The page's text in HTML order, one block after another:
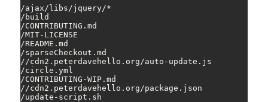
/ajax/libs/jquery/*
/build
/CONTRIBUTING.md
/MIT-LICENSE
/README.md
/sparseCheckout.md
//cdn2.peterdavehello.org/auto-update.js
/circle.yml
/CONTRIBUTING-WIP.md
//cdn2.peterdavehello.org/package.json
/update-script.sh